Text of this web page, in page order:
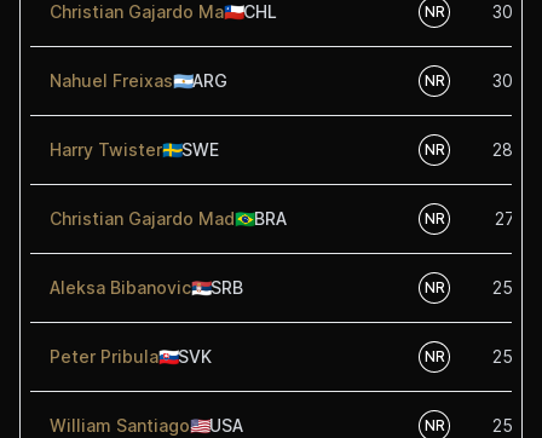
Christian Gajardo Ma🇨🇱CHL NR 30.00
Nahuel Freixas🇦🇷ARG NR 30.00
Harry Twister🇸🇪SWE NR 28.00
Christian Gajardo Mad🇧🇷BRA NR 27.50
Aleksa Bibanovic🇷🇸SRB NR 25.00
Peter Pribula🇸🇰SVK NR 25.00
William Santiago🇺🇸USA NR 25.00